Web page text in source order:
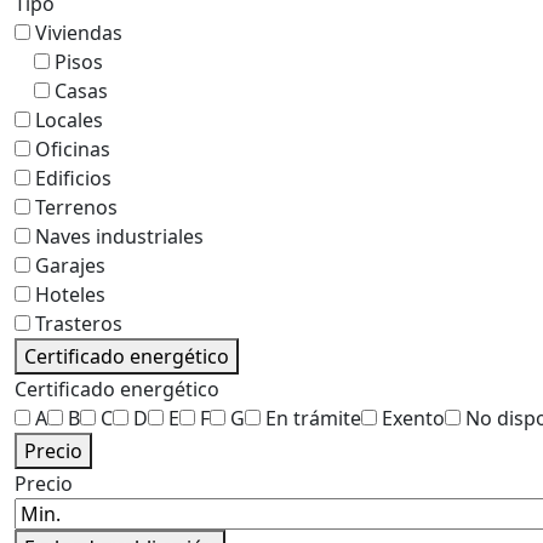
Viviendas
Pisos
Casas
Locales
Oficinas
Edificios
Terrenos
Naves industriales
Garajes
Hoteles
Trasteros
Certificado energético
Certificado energético
A
B C D E F G En trámite Exento
No
Precio
Precio